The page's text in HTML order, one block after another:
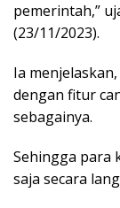
pemerintah,”
(23/11/2023).
Ia
dengan fitur
sebagainya.
Sehingga para
saja secara